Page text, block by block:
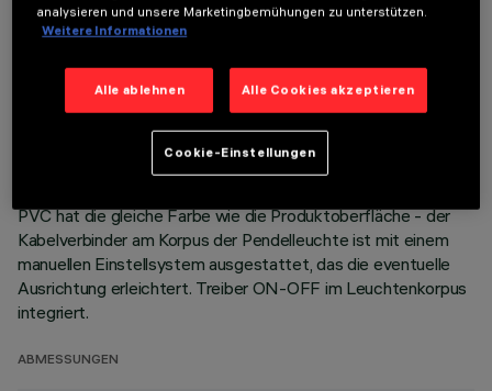
patentierten Technologie des optischen Systems ist trotz
Lichtfluss und hoher Sehkomfort gewährleistet.
Hochauflösungsreflektoren Opti-Beam aus metallisiertem
Thermoplast. Hauptkorpus und Technikkorpus für die
Wärmeableitung aus stranggepresstem Aluminium.
PVC hat die gleiche Farbe wie die Produktoberfläche - der
Kabelverbinder am Korpus der Pendelleuchte ist mit einem
manuellen Einstellsystem ausgestattet, das die eventuelle
Ausrichtung erleichtert. Treiber ON-OFF im Leuchtenkorpus
integriert.
ABMESSUNGEN
analysieren und unsere Marketingbemühungen zu unterstützen.
Weitere Informationen
Alle ablehnen Alle Cookies akzeptieren
Cookie-Einstellungen